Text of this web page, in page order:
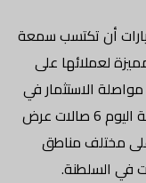
أن تكتسب سمعة
لعملائها على
الاستثمار في
توسيع وتعزيز شبكة موزعيها. وتمتلك الشركة اليوم 6 صالات عرض
تتوزع على مختلف مناطق
في السلطنة.